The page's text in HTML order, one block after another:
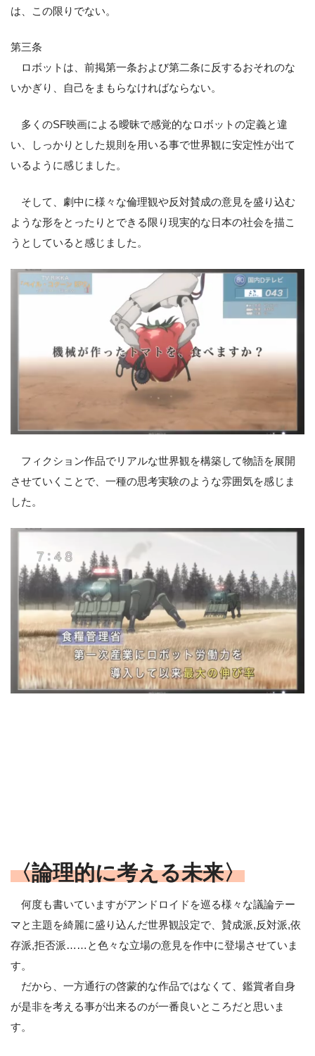
は、この限りでない。
第三条
ロボットは、前掲第一条および第二条に反するおそれのな
いかぎり、自己をまもらなければならない。
多くのSF映画による曖昧で感覚的なロボットの定義と違
い、しっかりとした規則を用いる事で世界観に安定性が出て
いるように感じました。
そして、劇中に様々な倫理観や反対賛成の意見を盛り込む
ような形をとったりとできる限り現実的な日本の社会を描こ
うとしていると感じました。
フィクション作品でリアルな世界観を構築して物語を展開
させていくことで、一種の思考実験のような雰囲気を感じま
した。
〈論理的に考える未来〉
何度も書いていますがアンドロイドを巡る様々な議論テー
マと主題を綺麗に盛り込んだ世界観設定で、賛成派,反対派,依
存派,拒否派……と色々な立場の意見を作中に登場させていま
す。
だから、一方通行の啓蒙的な作品ではなくて、鑑賞者自身
が是非を考える事が出来るのが一番良いところだと思いま
す。